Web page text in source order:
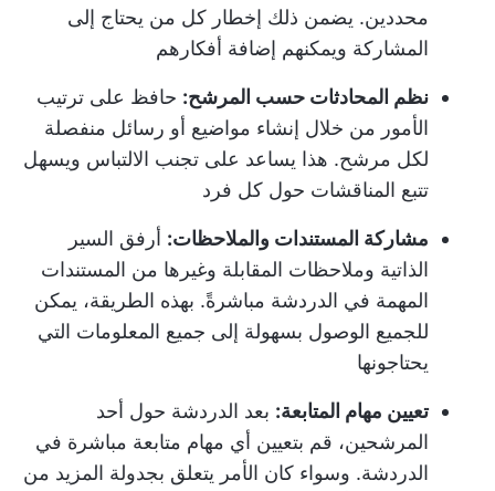
محددين. يضمن ذلك إخطار كل من يحتاج إلى
المشاركة ويمكنهم إضافة أفكارهم
نظم المحادثات حسب المرشح: حافظ على ترتيب
الأمور من خلال إنشاء مواضيع أو رسائل منفصلة
لكل مرشح. هذا يساعد على تجنب الالتباس ويسهل
تتبع المناقشات حول كل فرد
مشاركة المستندات والملاحظات: أرفق السير
الذاتية وملاحظات المقابلة وغيرها من المستندات
المهمة في الدردشة مباشرةً. بهذه الطريقة، يمكن
للجميع الوصول بسهولة إلى جميع المعلومات التي
يحتاجونها
تعيين مهام المتابعة: بعد الدردشة حول أحد
المرشحين، قم بتعيين أي مهام متابعة مباشرة في
الدردشة. وسواء كان الأمر يتعلق بجدولة المزيد من